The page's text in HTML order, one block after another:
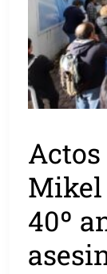
Mikel
40º